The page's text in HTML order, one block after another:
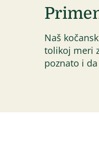
Naš
tolikoj meri
poznato i